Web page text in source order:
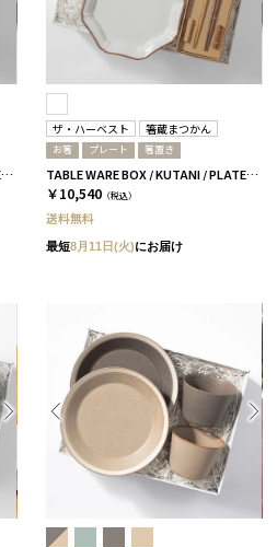
TABLE WARE BOX / KUTANI / PLATE19 4枚セット
ザ・ハーベスト 箸蔵まつかん
お箸 プレート 箸置き
TABLE WARE BOX / KUTANI / PLATE19 2枚セット
￥10,540 （税込）
送料無料
最短8月11日(火)にお届け